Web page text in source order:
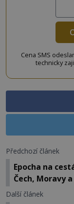
Cena SMS
technicky
Předchozí článek
Epocha na
Čech, Moravy
Další článek